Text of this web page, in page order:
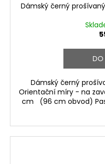
Dámský černý
DO
Dámský černý
Orientační míry - na
cm (96 cm obvod)